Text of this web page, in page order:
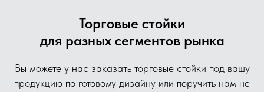
Торговые стойки
для разных сегментов рынка
Вы можете у нас заказать торговые стойки под вашу
продукцию по готовому дизайну или поручить нам не